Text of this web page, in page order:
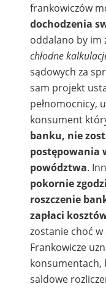
frankowiczów
dochodzenia
oddalano by im
chłodne
sądowych za
sam projekt
pełnomocnicy,
konsument
banku, nie
postępowania
powództwa.
pokornie
roszczenie
zapłaci
zostanie choć w
Frankowicze
konsumentach,
saldowe